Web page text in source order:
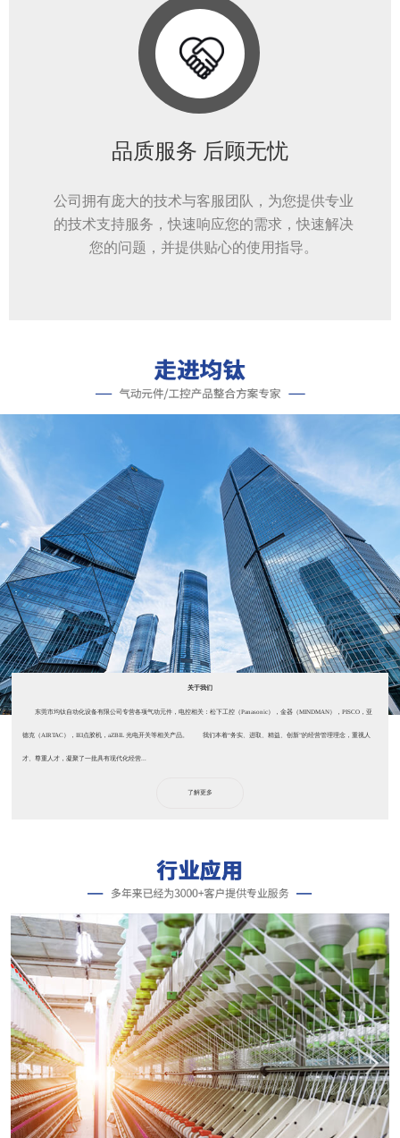
品质服务 后顾无忧
公司拥有庞大的技术与客服团队，为您提供专业
的技术支持服务，快速响应您的需求，快速解决
您的问题，并提供贴心的使用指导。
关于我们
东莞市均钛自动化设备有限公司专营各项气动元件，电控相关：松下工控（Panasonic），金器（MINDMAN），PISCO，亚
德克（AIRTAC），IEI点胶机，aZBIL 光电开关等相关产品。 我们本着“务实、进取、精益、创新”的经营管理理念，重视人
才、尊重人才，凝聚了一批具有现代化经营...
了解更多